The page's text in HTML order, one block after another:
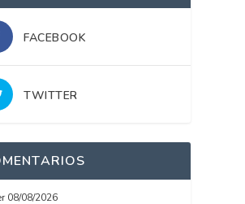
FACEBOOK
TWITTER
08/08/2026